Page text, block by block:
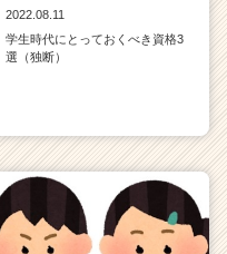
2022.08.11
学生時代にとっておくべき資格3
選（独断）